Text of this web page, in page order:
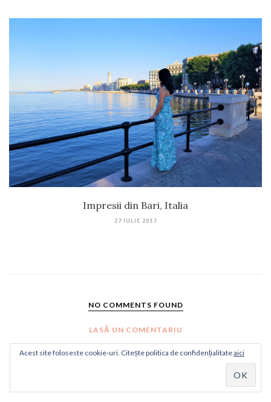
Impresii din Bari, Italia
27 IULIE 2017
NO COMMENTS FOUND
LASĂ UN COMENTARIU
Acest site foloseste cookie-uri. Citește politica de confidențialitateaici